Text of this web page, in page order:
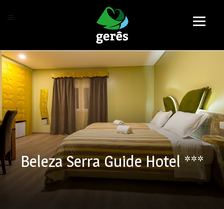
Beleza Serra Guide Hotel ***